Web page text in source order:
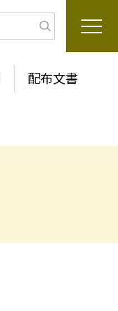
配布文書